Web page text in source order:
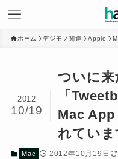
ホーム デジモノ関連 Apple
ついに
「
Mac
れていま
2012
10/19
Mac 2012年10月19日